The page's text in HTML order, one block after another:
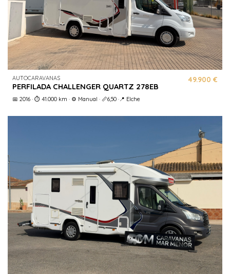
AUTOCARAVANAS
PERFILADA CHALLENGER QUARTZ 278EB
49.900 €
📅 2016 · ⏱️ 41.000 km · ⚙️ Manual · 📏6,50 ·📍 Elche